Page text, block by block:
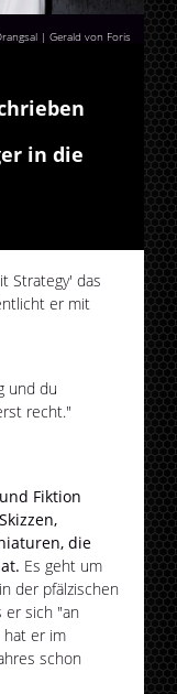
| Gerald von Foris
in die
Strategy' das
er mit
und du
recht."
Fiktion
die
Es geht um
der pfälzischen
er sich "an
hat er im
schon